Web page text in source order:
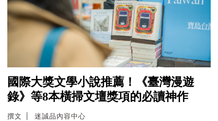
國際大獎文學小說推薦！《臺灣漫遊
錄》等8本橫掃文壇獎項的必讀神作
撰文 迷誠品內容中心